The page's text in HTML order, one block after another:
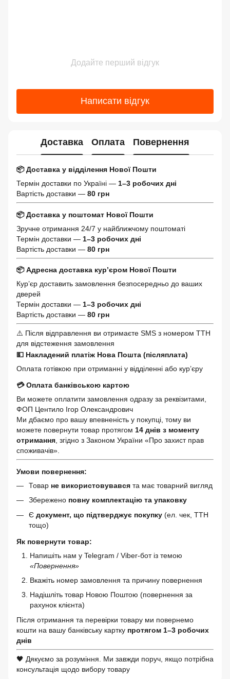
Додайте перший відгук
Написати відгук
Доставка Оплата Повернення
📦 Доставка у відділення Нової Пошти
Термін доставки по Україні — 1–3 робочих дні
Вартість доставки — 80 грн
📦 Доставка у поштомат Нової Пошти
Зручне отримання 24/7 у найближчому поштоматі
Термін доставки — 1–3 робочих дні
Вартість доставки — 80 грн
📦 Адресна доставка кур’єром Нової Пошти
Кур’єр доставить замовлення безпосередньо до ваших
дверей
Термін доставки — 1–3 робочих дні
Вартість доставки — 80 грн
⚠️ Після відправлення ви отримаєте SMS з номером ТТН
для відстеження замовлення
💵 Накладений платіж Нова Пошта (післяплата)
Оплата готівкою при отриманні у відділенні або кур’єру
💳 Оплата банківською картою
Ви можете оплатити замовлення одразу за реквізитами,
ФОП Центило Ігор Олександрович
Ми дбаємо про вашу впевненість у покупці, тому ви
можете повернути товар протягом 14 днів з моменту
отримання , згідно з Законом України «Про захист прав
споживачів».
Умови повернення:
Товар не використовувався та має товарний вигляд
Збережено повну комплектацію та упаковку
Є документ, що підтверджує покупку (ел. чек, ТТН
тощо)
Як повернути товар:
Напишіть нам у Telegram / Viber-бот із темою
«Повернення»
Вкажіть номер замовлення та причину повернення
Надішліть товар Новою Поштою (повернення за
рахунок клієнта)
Після отримання та перевірки товару ми повернемо
кошти на вашу банківську картку протягом 1–3 робочих
днів
🖤 Дякуємо за розуміння. Ми завжди поруч, якщо потрібна
консультація щодо вибору товару